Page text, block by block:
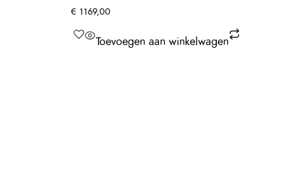
€ 1169,00
Toevoegen aan winkelwagen